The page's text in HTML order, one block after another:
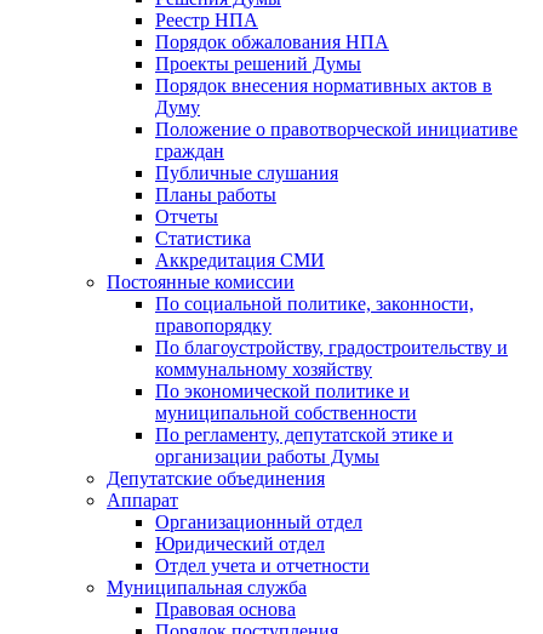
Реестр НПА
Порядок обжалования НПА
Проекты решений Думы
Порядок внесения нормативных актов в
Думу
Положение о правотворческой инициативе
граждан
Публичные слушания
Планы работы
Отчеты
Статистика
Аккредитация СМИ
Постоянные комиссии
По социальной политике, законности,
правопорядку
По благоустройству, градостроительству и
коммунальному хозяйству
По экономической политике и
муниципальной собственности
По регламенту, депутатской этике и
организации работы Думы
Депутатские объединения
Аппарат
Организационный отдел
Юридический отдел
Отдел учета и отчетности
Муниципальная служба
Правовая основа